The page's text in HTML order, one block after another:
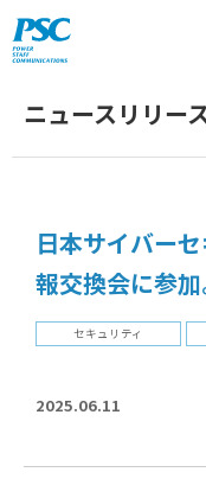
ニュースリリー
日本サイバー
報交換会に参加
セキュリティ
2025.06.11